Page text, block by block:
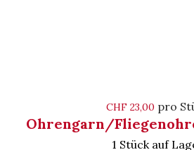
CHF 23,00 pro
Ohrengarn/
1 Stück auf